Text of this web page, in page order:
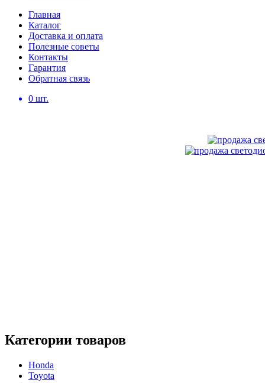
Главная
Каталог
Доставка и оплата
Полезные советы
Контакты
Гарантия
Обратная связь
0 шт.
Категории товаров
Honda
Toyota